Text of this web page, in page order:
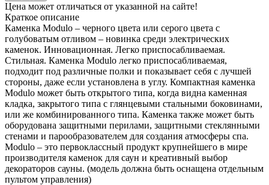
Цена может отличаться от указанной на сайте!
Краткое описание
Каменка Modulo – черного цвета или серого цвета с
голубоватым отливом – новинка среди электрических
каменок. Инновационная. Легко приспосабливаемая.
Стильная. Каменка Modulo легко приспосабливаемая,
подходит под различные полки и показывает себя с лучшей
стороны, даже если установлена в углу. Компактная каменка
Modulo может быть открытого типа, когда видна каменная
кладка, закрытого типа с глянцевыми стальными боковинами,
или же комбинированного типа. Каменка также может быть
оборудована защитными перилами, защитными стеклянными
стенами и парообразователем для создания атмосферы спа.
Modulo – это первоклассный продукт крупнейшего в мире
производителя каменок для саун и креативный выбор
декораторов сауны. (модель должна быть оснащена отдельным
пультом управления)